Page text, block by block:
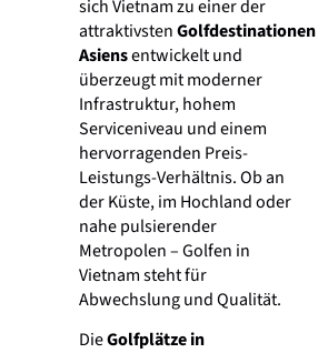
sich Vietnam zu einer der
attraktivstenGolfdestinationen
Asiensentwickelt und
überzeugt mit moderner
Infrastruktur, hohem
Serviceniveau und einem
hervorragenden Preis-
Leistungs-Verhältnis. Ob an
der Küste, im Hochland oder
nahe pulsierender
Metropolen – Golfen in
Vietnam steht für
Abwechslung und Qualität.
DieGolfplätze in